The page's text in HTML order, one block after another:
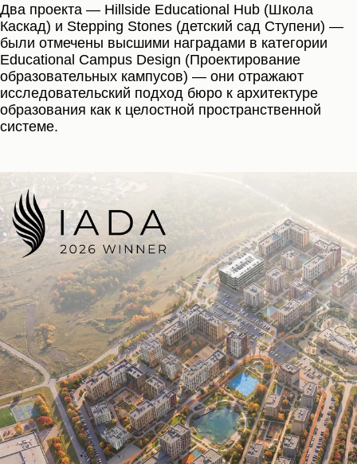
Два проекта — Hillside Educational Hub (Школа
Каскад) и Stepping Stones (детский сад Ступени) —
были отмечены высшими наградами в категории
Educational Campus Design (Проектирование
образовательных кампусов) — они отражают
исследовательский подход бюро к архитектуре
образования как к целостной пространственной
системе.